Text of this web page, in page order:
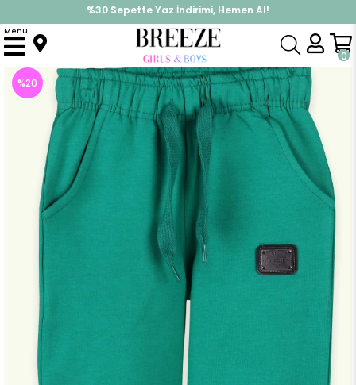
%30 Sepette Yaz İndirimi, Hemen Al!
İndirimlere ek %10 İndirimi Kap, Hemen Üye Ol!
0
Menu
Anasayfa Alt Giyim Eşofman Altı Erkek Bebek Eşofman Altı Basic Armalı Yeşil (1 Yaş)
%20